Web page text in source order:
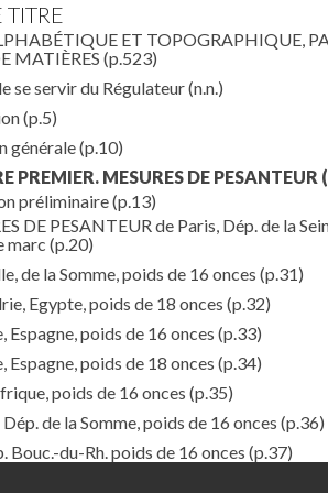
TITRE
ET TOPOGRAPHIQUE,
MATIÈRES (p.523)
se servir du Régulateur(n.n.)
(p.5)
générale(p.10)
PREMIER. MESURES DE PESANTEUR
préliminaire(p.13)
DE PESANTEUR de Paris, Dép. de la
marc (p.20)
de la Somme, poids de 16 onces (p.31)
Egypte, poids de 18 onces (p.32)
Espagne, poids de 16 onces (p.33)
Espagne, poids de 18 onces (p.34)
poids de 16 onces (p.35)
de la Somme, poids de 16 onces (p.36)
Bouc.-du-Rh. poids de 16 onces (p.37)